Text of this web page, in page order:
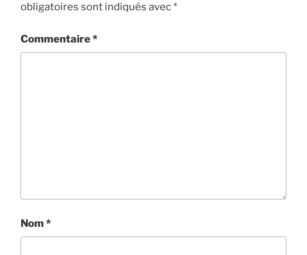
obligatoires sont indiqués avec*
Commentaire*
Nom*